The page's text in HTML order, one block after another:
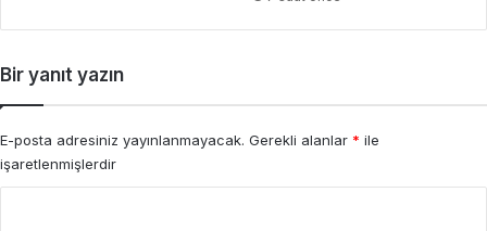
Bir yanıt yazın
E-posta adresiniz yayınlanmayacak. Gerekli alanlar * ile
işaretlenmişlerdir